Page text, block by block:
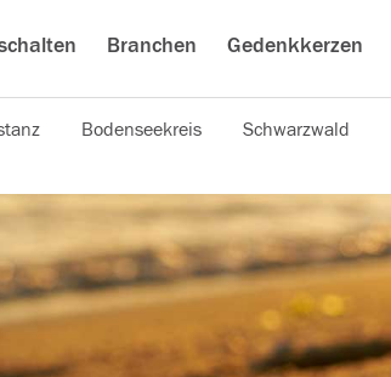
Branchen Gedenkkerzen
Bodenseekreis Schwarzwald